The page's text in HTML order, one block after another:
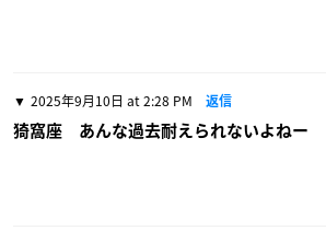
2025年9月10日 at 2:28 PM 返信
猗窩座 あんな過去耐えられないよねー